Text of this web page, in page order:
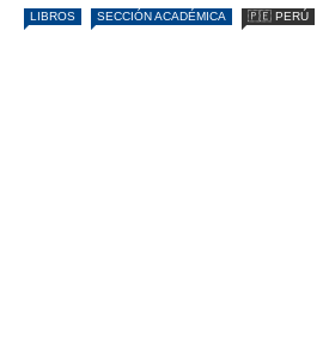
LIBROS SECCIÓN ACADÉMICA 🇵🇪 PERÚ